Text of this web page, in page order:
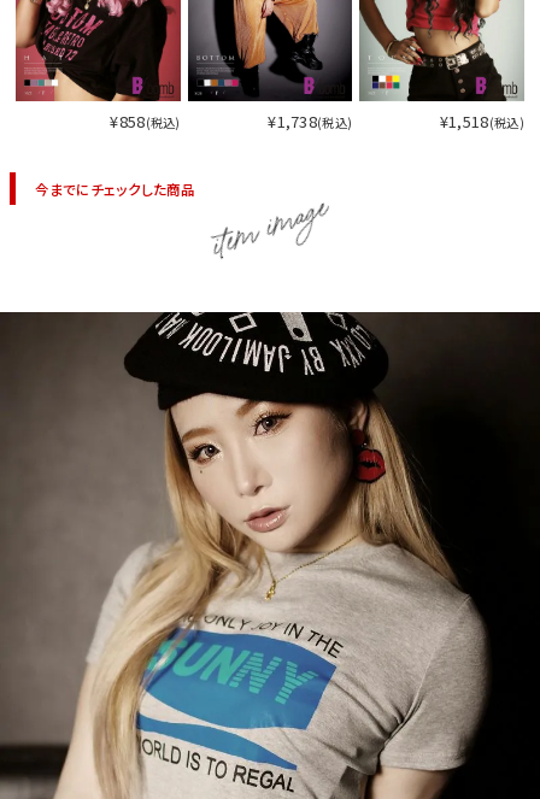
¥858(税込) ¥1,738(税込) ¥1,518(税込)
今までにチェックした商品 item image